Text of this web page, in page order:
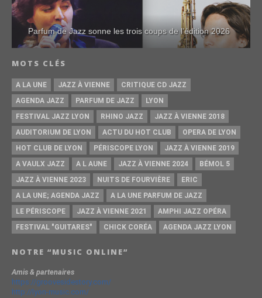
Parfum de Jazz sonne les trois coups de l’édition 2026
MOTS CLÉS
A LA UNE JAZZ À VIENNE
CRITIQUE CD JAZZ
AGENDA JAZZ
PARFUM DE JAZZ
LYON
FESTIVAL JAZZ LYON
RHINO JAZZ
JAZZ À VIENNE 2018
AUDITORIUM DE LYON
ACTU DU HOT CLUB
OPERA DE LYON
HOT CLUB DE LYON
PÉRISCOPE LYON
JAZZ À VIENNE 2019
A VAULX JAZZ
A L AUNE JAZZ À VIENNE 2024
BÉMOL 5
JAZZ À VIENNE 2023
NUITS DE FOURVIÈRE
ERIC
A LA UNE; AGENDA JAZZ
A LA UNE PARFUM DE JAZZ
LE PÉRISCOPE
JAZZ À VIENNE 2021
AMPHI JAZZ OPÉRA
FESTIVAL "GUITARES"
CHICK CORÉA AGENDA JAZZ LYON
NOTRE “MUSIC ONLINE”
Amis & partenaires
https://groovesidestory.com/
http://lyon-music.com/